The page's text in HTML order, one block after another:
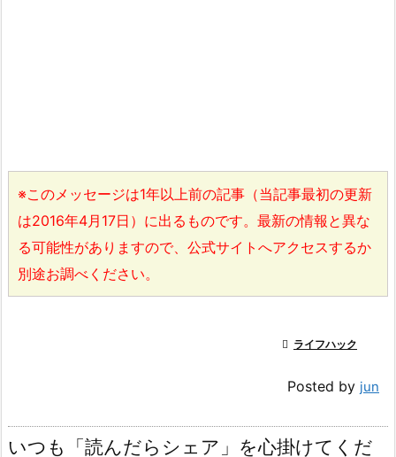
※このメッセージは1年以上前の記事（当記事最初の更新
は2016年4月17日）に出るものです。最新の情報と異な
る可能性がありますので、公式サイトへアクセスするか
別途お調べください。
 ライフハック
Posted by jun
いつも「読んだらシェア」を心掛けてくだ